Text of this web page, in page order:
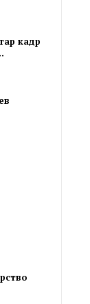
кадр